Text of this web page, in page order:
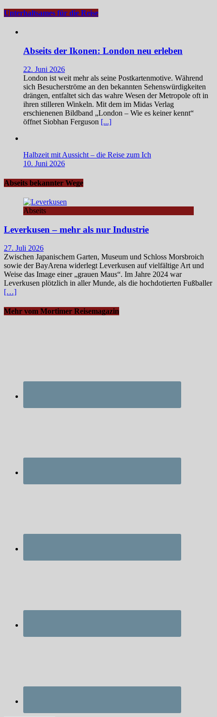
Unterhaltsames für die Reise
Abseits der Ikonen: London neu erleben
22. Juni 2026
London ist weit mehr als seine Postkartenmotive. Während
sich Besucherströme an den bekannten Sehenswürdigkeiten
drängen, entfaltet sich das wahre Wesen der Metropole oft in
ihren stilleren Winkeln. Mit dem im Midas Verlag
erschienenen Bildband „London – Wie es keiner kennt“
öffnet Siobhan Ferguson [...]
Halbzeit mit Aussicht – die Reise zum Ich
10. Juni 2026
Abseits bekannter Wege
Abseits
Leverkusen – mehr als nur Industrie
27. Juli 2026
Zwischen Japanischem Garten, Museum und Schloss Morsbroich
sowie der BayArena widerlegt Leverkusen auf vielfältige Art und
Weise das Image einer „grauen Maus“. Im Jahre 2024 war
Leverkusen plötzlich in aller Munde, als die hochdotierten Fußballer
[…]
Mehr vom Mortimer Reisemagazin